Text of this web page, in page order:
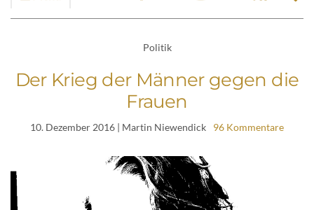
Politik
Der Krieg der Männer gegen die
Frauen
10. Dezember 2016 | Martin Niewendick 96 Kommentare